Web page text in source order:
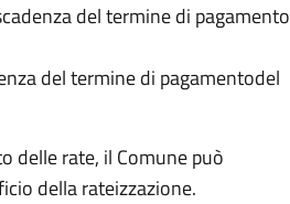
del termine di pagamento
del termine di pagamentodel
delle rate, il Comune può
della rateizzazione.